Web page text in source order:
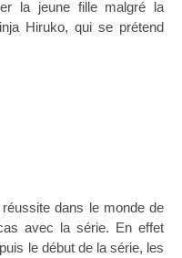
la jeune fille malgré la
Hiruko, qui se prétend
dans le monde de
avec la série. En effet
le début de la série, les